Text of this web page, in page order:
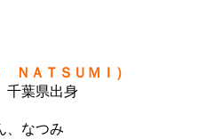
ＮＡＴＳＵＭＩ）
千葉県出身
、なつみ